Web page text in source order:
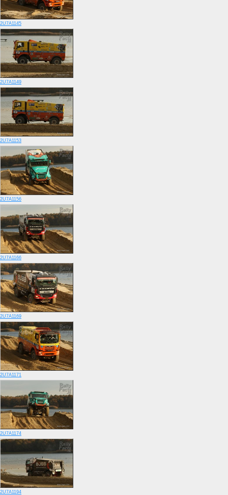
2U7A1145
2U7A1149
2U7A1153
2U7A1156
2U7A1166
2U7A1169
2U7A1171
2U7A1174
2U7A1194